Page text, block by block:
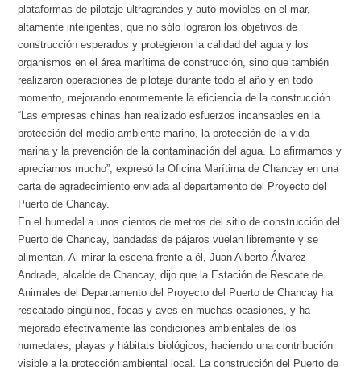
plataformas de pilotaje ultragrandes y auto movibles en el mar,
altamente inteligentes, que no sólo lograron los objetivos de
construcción esperados y protegieron la calidad del agua y los
organismos en el área marítima de construcción, sino que también
realizaron operaciones de pilotaje durante todo el año y en todo
momento, mejorando enormemente la eficiencia de la construcción.
“Las empresas chinas han realizado esfuerzos incansables en la
protección del medio ambiente marino, la protección de la vida
marina y la prevención de la contaminación del agua. Lo afirmamos y
apreciamos mucho”, expresó la Oficina Marítima de Chancay en una
carta de agradecimiento enviada al departamento del Proyecto del
Puerto de Chancay.
En el humedal a unos cientos de metros del sitio de construcción del
Puerto de Chancay, bandadas de pájaros vuelan libremente y se
alimentan. Al mirar la escena frente a él, Juan Alberto Álvarez
Andrade, alcalde de Chancay, dijo que la Estación de Rescate de
Animales del Departamento del Proyecto del Puerto de Chancay ha
rescatado pingüinos, focas y aves en muchas ocasiones, y ha
mejorado efectivamente las condiciones ambientales de los
humedales, playas y hábitats biológicos, haciendo una contribución
visible a la protección ambiental local. La construcción del Puerto de